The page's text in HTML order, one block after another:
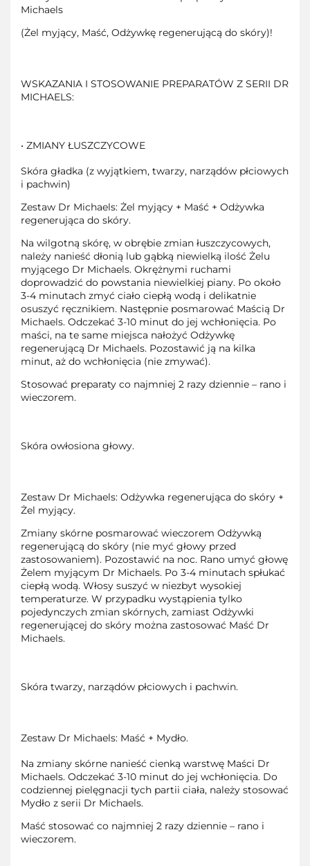
Michaels
(Żel myjący, Maść, Odżywkę regenerującą do skóry)!
WSKAZANIA I STOSOWANIE PREPARATÓW Z SERII DR
MICHAELS:
• ZMIANY ŁUSZCZYCOWE
Skóra gładka (z wyjątkiem, twarzy, narządów płciowych
i pachwin)
Zestaw Dr Michaels: Żel myjący + Maść + Odżywka
regenerująca do skóry.
Na wilgotną skórę, w obrębie zmian łuszczycowych,
należy nanieść dłonią lub gąbką niewielką ilość Żelu
myjącego Dr Michaels. Okrężnymi ruchami
doprowadzić do powstania niewielkiej piany. Po około
3-4 minutach zmyć ciało ciepłą wodą i delikatnie
osuszyć ręcznikiem. Następnie posmarować Maścią Dr
Michaels. Odczekać 3-10 minut do jej wchłonięcia. Po
maści, na te same miejsca nałożyć Odżywkę
regenerującą Dr Michaels. Pozostawić ją na kilka
minut, aż do wchłonięcia (nie zmywać).
Stosować preparaty co najmniej 2 razy dziennie – rano i
wieczorem.
Skóra owłosiona głowy.
Zestaw Dr Michaels: Odżywka regenerująca do skóry +
Żel myjący.
Zmiany skórne posmarować wieczorem Odżywką
regenerującą do skóry (nie myć głowy przed
zastosowaniem). Pozostawić na noc. Rano umyć głowę
Żelem myjącym Dr Michaels. Po 3-4 minutach spłukać
ciepłą wodą. Włosy suszyć w niezbyt wysokiej
temperaturze. W przypadku wystąpienia tylko
pojedynczych zmian skórnych, zamiast Odżywki
regenerującej do skóry można zastosować Maść Dr
Michaels.
Skóra twarzy, narządów płciowych i pachwin.
Zestaw Dr Michaels: Maść + Mydło.
Na zmiany skórne nanieść cienką warstwę Maści Dr
Michaels. Odczekać 3-10 minut do jej wchłonięcia. Do
codziennej pielęgnacji tych partii ciała, należy stosować
Mydło z serii Dr Michaels.
Maść stosować co najmniej 2 razy dziennie – rano i
wieczorem.